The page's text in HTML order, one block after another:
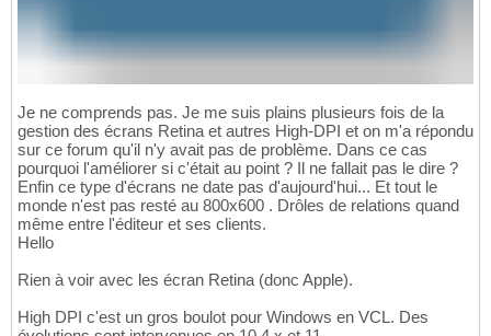
Je ne comprends pas. Je me suis plains plusieurs fois de la
gestion des écrans Retina et autres High-DPI et on m'a répondu
sur ce forum qu'il n'y avait pas de problème. Dans ce cas
pourquoi l'améliorer si c'était au point ? Il ne fallait pas le dire ?
Enfin ce type d'écrans ne date pas d'aujourd'hui... Et tout le
monde n'est pas resté au 800x600 . Drôles de relations quand
même entre l'éditeur et ses clients.
Hello
Rien à voir avec les écran Retina (donc Apple).
High DPI c'est un gros boulot pour Windows en VCL. Des